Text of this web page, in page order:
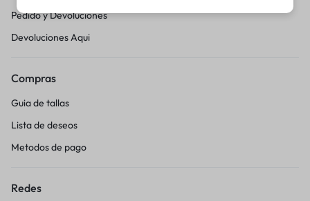
Pedido y Devoluciones
Devoluciones Aqui
Compras
Guia de tallas
Lista de deseos
Metodos de pago
Redes